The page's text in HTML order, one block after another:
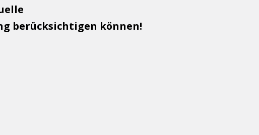
berücksichtigen können!